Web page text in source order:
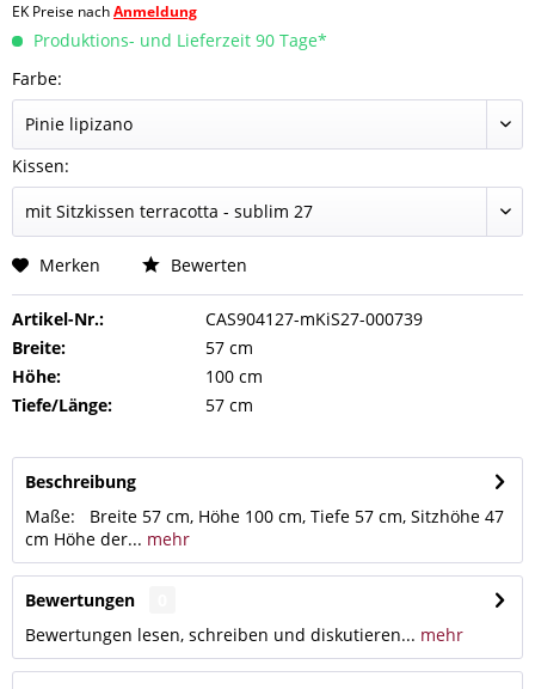
EK Preise nachAnmeldung
Produktions- und Lieferzeit 90 Tage*
Farbe:
Kissen:
Merken Bewerten
Artikel-Nr.:
CAS904127-mKiS27-000739
Breite:
57 cm
Höhe:
100 cm
Tiefe/Länge:
57 cm
Beschreibung
Maße: Breite 57 cm, Höhe 100 cm, Tiefe 57 cm, Sitzhöhe 47
cm Höhe der... mehr
Bewertungen
Bewertungen lesen, schreiben und diskutieren... mehr